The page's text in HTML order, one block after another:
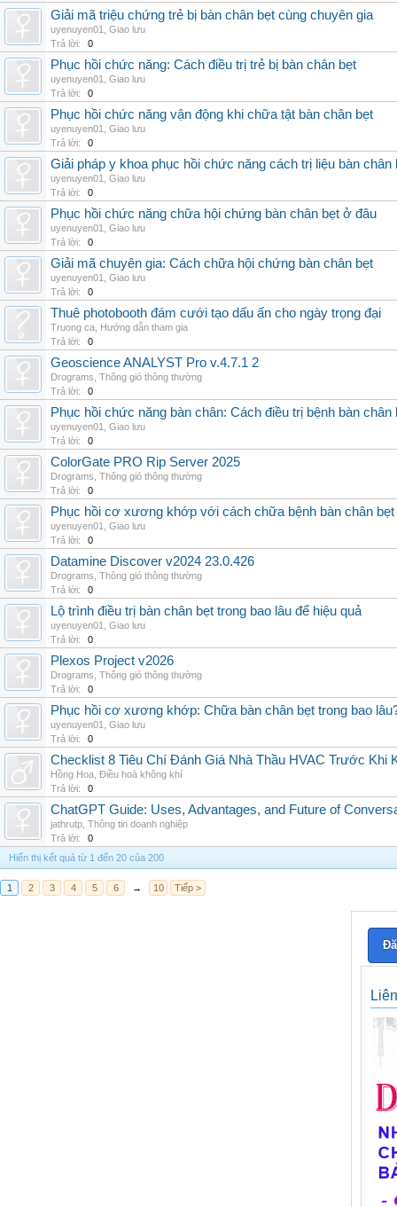
Giải mã triệu chứng trẻ bị bàn chân bẹt cùng chuyên gia
uyenuyen01
Giao lưu
Trả lời:
0
Phục hồi chức năng: Cách điều trị trẻ bị bàn chân bẹt
uyenuyen01
Giao lưu
Trả lời:
0
Phục hồi chức năng vận động khi chữa tật bàn chân bẹt
uyenuyen01
Giao lưu
Trả lời:
0
Giải pháp y khoa phục hồi chức năng cách trị liệu bàn chân
uyenuyen01
Giao lưu
Trả lời:
0
Phục hồi chức năng chữa hội chứng bàn chân bẹt ở đâu
uyenuyen01
Giao lưu
Trả lời:
0
Giải mã chuyên gia: Cách chữa hội chứng bàn chân bẹt
uyenuyen01
Giao lưu
Trả lời:
0
Thuê photobooth đám cưới tạo dấu ấn cho ngày trọng đại
Truong ca Hướng dẫn tham gia
Trả lời:
0
Geoscience ANALYST Pro v.4.7.1 2
Drograms Thông gió thông thường
Trả lời:
0
Phục hồi chức năng bàn chân: Cách điều trị bệnh bàn chân
uyenuyen01
Giao lưu
Trả lời:
0
ColorGate PRO Rip Server 2025
Drograms Thông gió thông thường
Trả lời:
0
Phục hồi cơ xương khớp với cách chữa bệnh bàn chân bẹt
uyenuyen01
Giao lưu
Trả lời:
0
Datamine Discover v2024 23.0.426
Drograms Thông gió thông thường
Trả lời:
0
Lộ trình điều trị bàn chân bẹt trong bao lâu để hiệu quả
uyenuyen01
Giao lưu
Trả lời:
0
Plexos Project v2026
Drograms Thông gió thông thường
Trả lời:
0
Phục hồi cơ xương khớp: Chữa bàn chân bẹt trong bao
uyenuyen01
Giao lưu
Trả lời:
0
Checklist 8 Tiêu Chí Đánh Giá Nhà Thầu HVAC Trước Khi
Hồng Hoa Điều hoà không khí
Trả lời:
0
ChatGPT Guide: Uses, Advantages, and Future of
jathrutp Thông tin doanh nghiệp
Trả lời:
0
Hiển thị kết quả từ 1 đến 20 của 200
1 2 3 4 5 6 → 10 Tiếp >